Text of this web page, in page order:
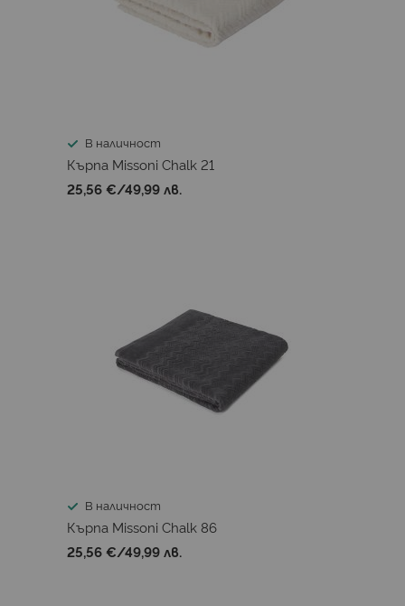
В наличност
Кърпа Missoni Chalk 21
25,56 €/49,99 лв.
В наличност
Кърпа Missoni Chalk 86
25,56 €/49,99 лв.